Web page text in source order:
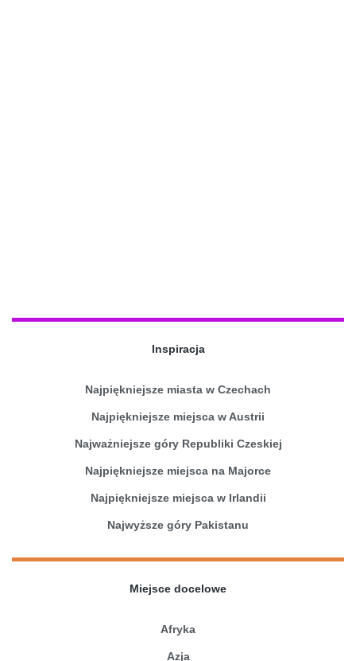
Inspiracja
Najpiękniejsze miasta w Czechach
Najpiękniejsze miejsca w Austrii
Najważniejsze góry Republiki Czeskiej
Najpiękniejsze miejsca na Majorce
Najpiękniejsze miejsca w Irlandii
Najwyższe góry Pakistanu
Miejsce docelowe
Afryka
Azja